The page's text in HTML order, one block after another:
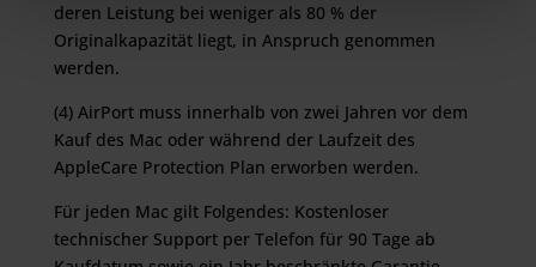
deren Leistung bei weniger als 80 % der
Originalkapazität liegt, in Anspruch genommen
werden.
(4) AirPort muss innerhalb von zwei Jahren vor dem
Kauf des Mac oder während der Laufzeit des
AppleCare Protection Plan erworben werden.
Für jeden Mac gilt Folgendes: Kostenloser
technischer Support per Telefon für 90 Tage ab